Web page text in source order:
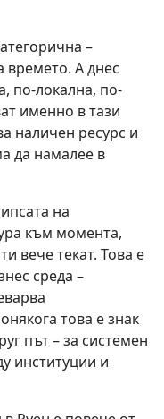
–
времето. А днес
по-локална, по-
именно в тази
наличен ресурс и
да намалее в
на
към момента,
вече текат. Това е
среда –
това е знак
път – за системен
институции и